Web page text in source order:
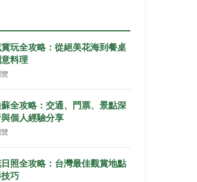
玩全攻略：從絕美花海到餐桌
料理
全攻略：交通、門票、景點深
個人經驗分享
照全攻略：台灣最佳觀賞地點
巧